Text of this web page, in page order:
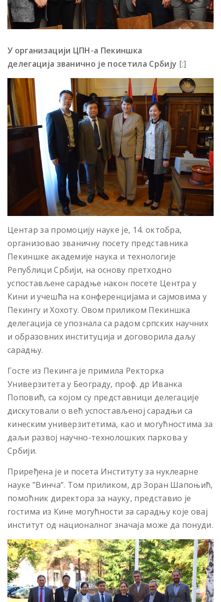
У организацији ЦПН-а Пекиншка
делегација званично је посетила Србију [:]
Центар за промоцију науке је, 14. октобра,
организовао званичну посету представника
Пекиншке академије наука и технологије
Републици Србији, на основу претходно
успостављене сарадње након посете Центра у
Кини и учешћа на конференцијама и сајмовима у
Пекингу и Хохоту. Овом приликом Пекиншка
делегација се упознала са радом српских научних
и образовних институција и договорила даљу
сарадњу.
Госте из Пекинга је примила Ректорка
Универзитета у Београду, проф. др Иванка
Поповић, са којом су представници делегације
дискутовали о већ успостављеној сарадњи са
кинеским универзитетима, као и могућностима за
даљи развој научно-технолошких паркова у
Србији.
Приређена је и посета Институту за нуклеарне
науке ”Винча”. Том приликом, др Зоран Шапоњић,
помоћник директора за науку, представио је
гостима из Кине могућности за сарадњу које овај
институт од националног значаја може да понуди.